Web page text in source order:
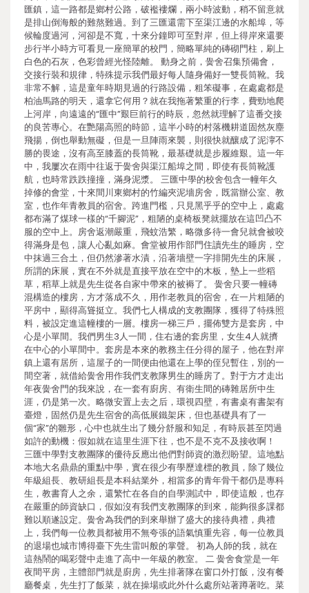
匯鎮，這一路都是鄉村公路，破襤褸爛，兩小時波動，稍不留意就
是排山倒海般的難熬難過。到了三匯還需下至渠江邊的水船埠，等
候輪度過河，河卻是不寬，十來分鐘即可至對岸，但上得岸來還要
步行半小時方可看見一座簡單的校門，簡略單純的磚砌門柱，刷上
白色的石灰，色彩曾經光怪陸離。 動身之前，黌舍召集預備會，
交接行裝和規律，特殊提示我們最好每人隨身備好一雙長筒靴。我
非常不解，這是童年時期見過的行路設備，粗笨礙事，在處處都是
柏油馬路的明天，還拿它何用？就在我拖著繁重的行李，費勁地爬
上河岸，向遠遠的“匯中”艱巨前行的時辰，忽然就理解了這番交接
的良苦專心。在艷陽高照的時節，這半小時的村落機耕道固然灰塵
飛揚，倒也舉動無礙，但是一旦陣雨來襲，則很快就釀成了泥濘不
勝的畏途，沒有高至膝蓋的長筒靴，最基礎就是步履維艱。這一年
中，我屢次在雨中往返于黌舍與渠江船埠之間，即使有長筒靴護
航，也時常跌跌撞撞，滿身泥漿。 三匯中學的校舍包含一幢年久
掉修的會堂，十來間川東鄉村的竹編夾泥墻房舍，既當辦公室、教
室，也作年青教員的宿舍。跨進門檻，只見黑乎乎的空中上，處處
都布滿了煤球一樣的“千腳泥”，粗陋的桌椅板凳就擺放在這凹凸不
服的空中上。房舍返潮嚴重，飛蚊浩繁，略微多待一會兒就會被咬
得滿身是包，讓人心亂如麻。會堂被用作部門住讀先生的睡房，空
中抹過三合土，但仍然滲著水漬，沿著墻壁一字排開先生的床展，
所謂的床展，實在不外就是直接平放在空中的木板，墊上一些稻
草，稻草上就是先生從各自家中帶來的被褥了。 黌舍只要一幢磚
混構造的樓房，方才落成不久，用作老教員的宿舍，在一片粗陋的
平房中，顯得高聳挺立。我們七人構成的支教團隊，獲得了特殊照
料，被設定進這幢樓的一層。樓房一梯三戶，擺佈雙方是套房，中
心是小單間。我們男生3人一間，住右邊的套房里，女生4人就擠
在中心的小單間中。套房是本來的教務主任分得的屋子，他在對岸
鎮上還有居所，這屋子的一間便由他還在上學的侄兒暫住，別的一
間空著，就借給黌舍用作我們支教隊男生的睡房了。對于方才走出
年夜黌舍門的我來說，在一套有廚房、有衛生間的磚雜居所中生
涯，仍是第一次。略微安置上去之后，環視四壁，有書桌有書架有
臺燈，固然仍是先生宿舍的高低展鐵架床，但也基礎具有了一
個“家”的雛形，心中也就生出了幾分舒服和知足，有時辰甚至閃過
如許的動機：假如就在這里生涯下往，也不是不克不及接收啊！
三匯中學對支教團隊的優待反應出他們對師資的激烈盼望。這地點
本地大名鼎鼎的重點中學，實在很少有學歷達標的教員，除了幾位
年級組長、教研組長是本科結業外，相當多的青年骨干都仍是專科
生，教書育人之余，還繁忙在各自的自學測試中，即使這般，也存
在嚴重的師資缺口，假如沒有我們支教團隊的到來，能夠很多課都
難以順遂設定。黌舍為我們的到來舉辦了盛大的接待典禮，典禮
上，我們每一位教員都被用不無夸張的語氣慎重先容，每一位教員
的退場也城市博得臺下先生雷叫般的掌聲。 初為人師的我，就在
這熱鬧的喝彩聲中走進了高中一年級的教室。 二 黌舍食堂是一年
夜間平房，主體部門就是廚房，先生排著隊在窗口外打飯，沒有餐
廳餐桌，先生打了飯菜，就在操場或此外什么處所站著蹲著吃。菜